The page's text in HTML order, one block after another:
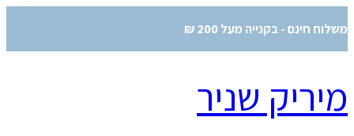
- בקנייה מעל 200 ₪
שניר